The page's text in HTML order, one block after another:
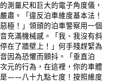
測量尺和巨大的電子角度儀，
肅。「違反泊車維度基本法！
極！」領頭的泊車警察用一個
充滿機械感。「我、我沒有斜
在了牆壁上！」何手殘趕緊為
因為恐懼而顫抖。「垂直泊
元的行為，在這裡，你的車體
——八十九點七度！按照維度